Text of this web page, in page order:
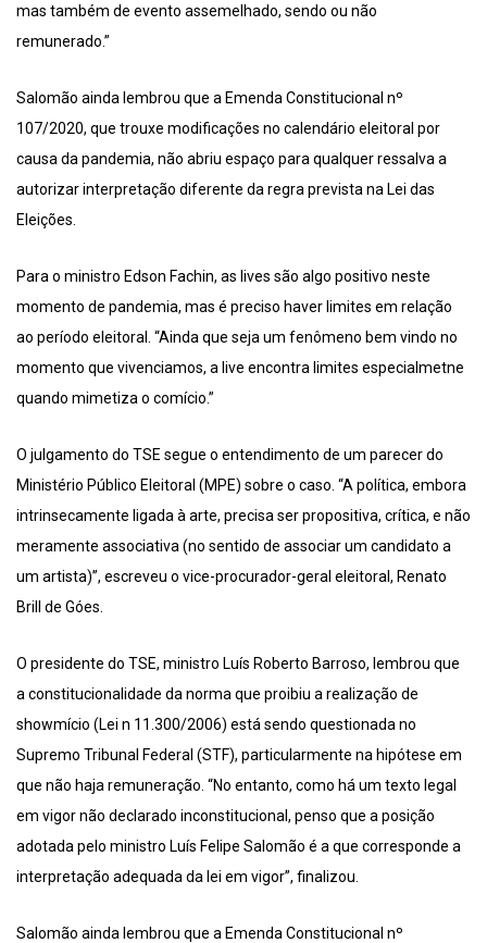
mas também de evento assemelhado, sendo ou não
remunerado.”
Salomão ainda lembrou que a Emenda Constitucional nº
107/2020, que trouxe modificações no calendário eleitoral por
causa da pandemia, não abriu espaço para qualquer ressalva a
autorizar interpretação diferente da regra prevista na Lei das
Eleições.
Para o ministro Edson Fachin, as lives são algo positivo neste
momento de pandemia, mas é preciso haver limites em relação
ao período eleitoral. “Ainda que seja um fenômeno bem vindo no
momento que vivenciamos, a live encontra limites especialmetne
quando mimetiza o comício.”
O julgamento do TSE segue o entendimento de um parecer do
Ministério Público Eleitoral (MPE) sobre o caso. “A política, embora
intrinsecamente ligada à arte, precisa ser propositiva, crítica, e não
meramente associativa (no sentido de associar um candidato a
um artista)”, escreveu o vice-procurador-geral eleitoral, Renato
Brill de Góes.
O presidente do TSE, ministro Luís Roberto Barroso, lembrou que
a constitucionalidade da norma que proibiu a realização de
showmício (Lei n 11.300/2006) está sendo questionada no
Supremo Tribunal Federal (STF), particularmente na hipótese em
que não haja remuneração. “No entanto, como há um texto legal
em vigor não declarado inconstitucional, penso que a posição
adotada pelo ministro Luís Felipe Salomão é a que corresponde a
interpretação adequada da lei em vigor”, finalizou.
Salomão ainda lembrou que a Emenda Constitucional nº